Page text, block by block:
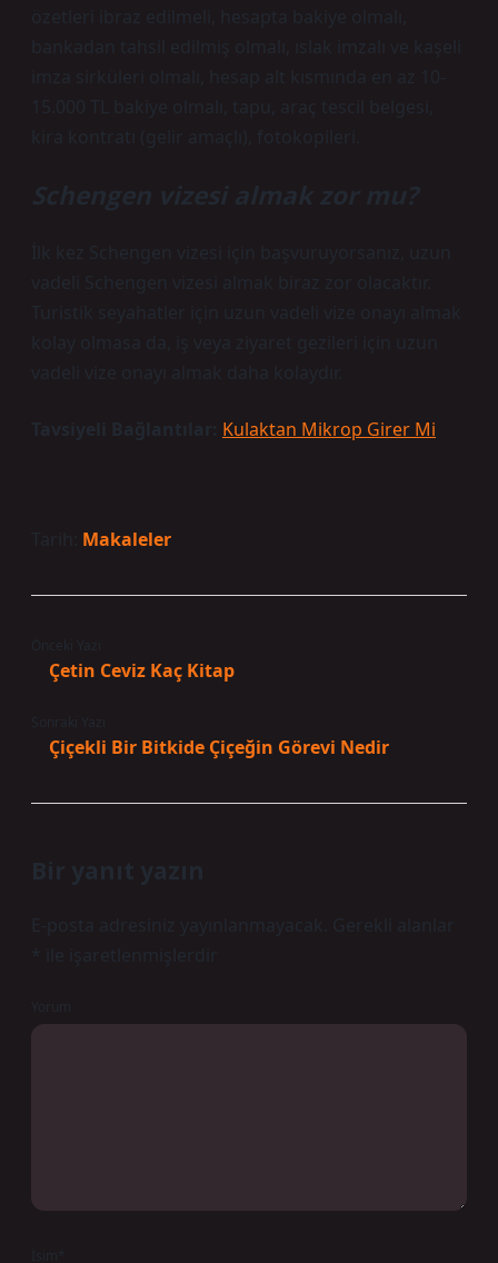
özetleri ibraz edilmeli, hesapta bakiye olmalı,
bankadan tahsil edilmiş olmalı, ıslak imzalı ve kaşeli
imza sirküleri olmalı, hesap alt kısmında en az 10-
15.000 TL bakiye olmalı, tapu, araç tescil belgesi,
kira kontratı (gelir amaçlı), fotokopileri.
Schengen vizesi almak zor mu?
İlk kez Schengen vizesi için başvuruyorsanız, uzun
vadeli Schengen vizesi almak biraz zor olacaktır.
Turistik seyahatler için uzun vadeli vize onayı almak
kolay olmasa da, iş veya ziyaret gezileri için uzun
vadeli vize onayı almak daha kolaydır.
Tavsiyeli Bağlantılar: Kulaktan Mikrop Girer Mi
Tarih: Makaleler
Çetin Ceviz Kaç Kitap
Çiçekli Bir Bitkide Çiçeğin Görevi Nedir
Bir yanıt yazın
E-posta adresiniz yayınlanmayacak.
Gerekli alanlar
ile işaretlenmişlerdir